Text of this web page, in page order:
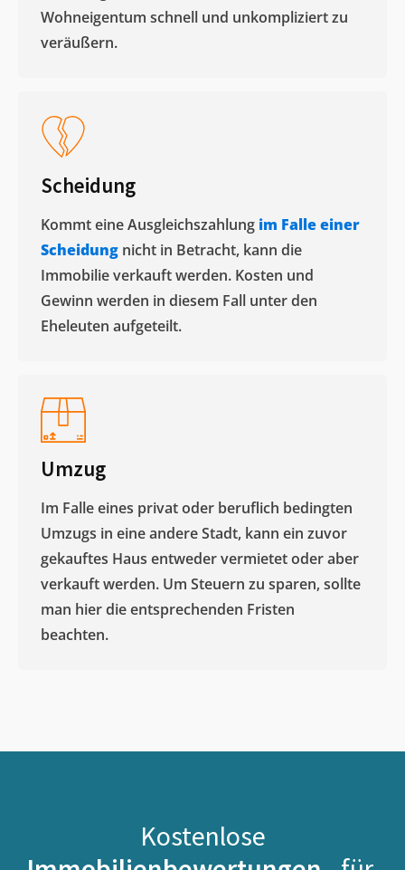
Wohneigentum schnell und unkompliziert zu
veräußern. ​
Scheidung
Kommt eine Ausgleichszahlung im Falle einer
Scheidung nicht in Betracht, kann die
Immobilie verkauft werden. Kosten und
Gewinn werden in diesem Fall unter den
Eheleuten aufgeteilt.​
Umzug
Im Falle eines privat oder beruflich bedingten
Umzugs in eine andere Stadt, kann ein zuvor
gekauftes Haus entweder vermietet oder aber
verkauft werden. Um Steuern zu sparen, sollte
man hier die entsprechenden Fristen
beachten.
Kostenlose